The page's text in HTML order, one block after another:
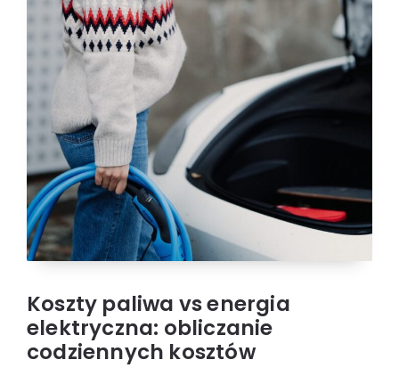
Koszty paliwa vs energia
elektryczna: obliczanie
codziennych kosztów